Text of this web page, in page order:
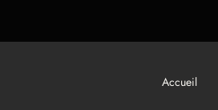
Accueil